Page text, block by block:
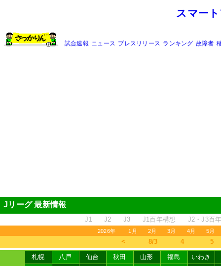
スマー
試合速報 ニュース プレスリリース ランキング 故障者
Jリーグ 最新情報
J1 J2 J3 J1百年構想 J2・J3百
2026年 1月 2月 3月 4月 5月
＜ 8/3 4 5
札幌 八戸 仙台 秋田 山形 福島
いわき